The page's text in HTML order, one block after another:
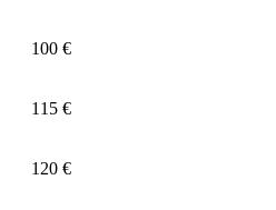
100 €
115 €
120 €